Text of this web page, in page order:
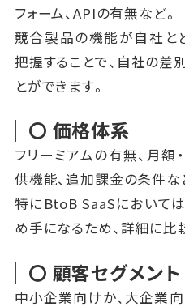
フォーム、APIの有無など。
競合製品の機能が自社と
把握することで、自社の差
とができます。
〇 価格体系
フリーミアムの有無、月額
供機能、追加課金の条件な
特にBtoB SaaSにおいて
め手になるため、詳細に比
〇 顧客セグメント
中小企業向けか、大企業